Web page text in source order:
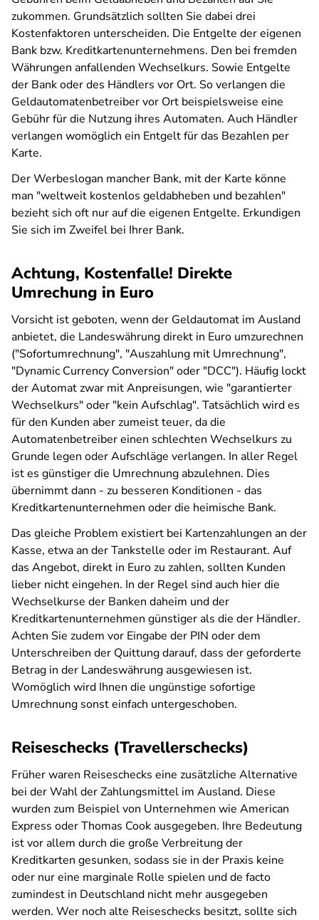
zukommen. Grundsätzlich sollten Sie dabei drei
Kostenfaktoren unterscheiden. Die Entgelte der eigenen
Bank bzw. Kreditkartenunternehmens. Den bei fremden
Währungen anfallenden Wechselkurs. Sowie Entgelte
der Bank oder des Händlers vor Ort. So verlangen die
Geldautomatenbetreiber vor Ort beispielsweise eine
Gebühr für die Nutzung ihres Automaten. Auch Händler
verlangen womöglich ein Entgelt für das Bezahlen per
Karte.
Der Werbeslogan mancher Bank, mit der Karte könne
man "weltweit kostenlos geldabheben und bezahlen"
bezieht sich oft nur auf die eigenen Entgelte. Erkundigen
Sie sich im Zweifel bei Ihrer Bank.
Achtung, Kostenfalle! Direkte
Umrechung in Euro
Vorsicht ist geboten, wenn der Geldautomat im Ausland
anbietet, die Landeswährung direkt in Euro umzurechnen
("Sofortumrechnung", "Auszahlung mit Umrechnung",
"Dynamic Currency Conversion" oder "DCC"). Häufig lockt
der Automat zwar mit Anpreisungen, wie "garantierter
Wechselkurs" oder "kein Aufschlag". Tatsächlich wird es
für den Kunden aber zumeist teuer, da die
Automatenbetreiber einen schlechten Wechselkurs zu
Grunde legen oder Aufschläge verlangen. In aller Regel
ist es günstiger die Umrechnung abzulehnen. Dies
übernimmt dann - zu besseren Konditionen - das
Kreditkartenunternehmen oder die heimische Bank.
Das gleiche Problem existiert bei Kartenzahlungen an der
Kasse, etwa an der Tankstelle oder im Restaurant. Auf
das Angebot, direkt in Euro zu zahlen, sollten Kunden
lieber nicht eingehen. In der Regel sind auch hier die
Wechselkurse der Banken daheim und der
Kreditkartenunternehmen günstiger als die der Händler.
Achten Sie zudem vor Eingabe der PIN oder dem
Unterschreiben der Quittung darauf, dass der geforderte
Betrag in der Landeswährung ausgewiesen ist.
Womöglich wird Ihnen die ungünstige sofortige
Umrechnung sonst einfach untergeschoben.
Reiseschecks (Travellerschecks)
Früher waren Reiseschecks eine zusätzliche Alternative
bei der Wahl der Zahlungsmittel im Ausland. Diese
wurden zum Beispiel von Unternehmen wie American
Express oder Thomas Cook ausgegeben. Ihre Bedeutung
ist vor allem durch die große Verbreitung der
Kreditkarten gesunken, sodass sie in der Praxis keine
oder nur eine marginale Rolle spielen und de facto
zumindest in Deutschland nicht mehr ausgegeben
werden. Wer noch alte Reiseschecks besitzt, sollte sich